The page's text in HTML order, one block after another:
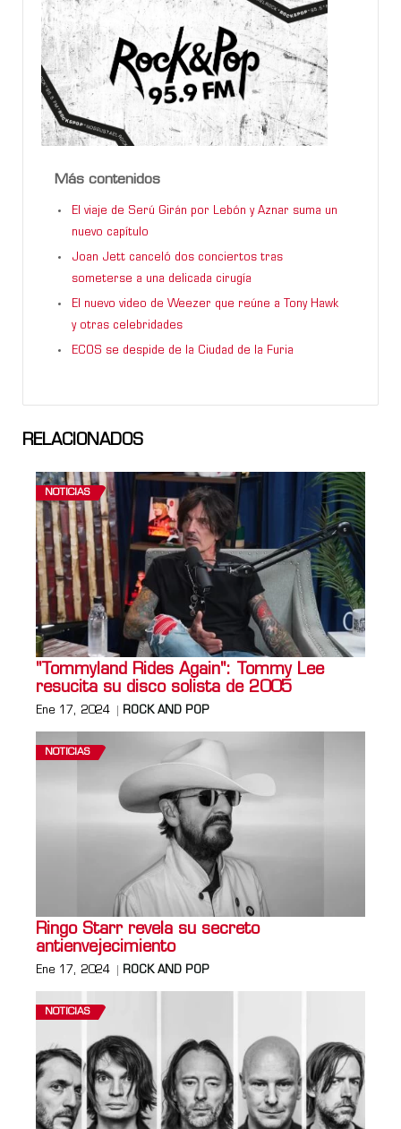
Más contenidos
El viaje de Serú Girán por Lebón y Aznar suma un
nuevo capítulo
Joan Jett canceló dos conciertos tras
someterse a una delicada cirugía
El nuevo video de Weezer que reúne a Tony Hawk
y otras celebridades
ECOS se despide de la Ciudad de la Furia
RELACIONADOS
NOTICIAS
"Tommyland Rides Again": Tommy Lee
resucita su disco solista de 2005
Ene 17, 2024 ROCK AND POP
NOTICIAS
Ringo Starr revela su secreto
antienvejecimiento
Ene 17, 2024 ROCK AND POP
NOTICIAS